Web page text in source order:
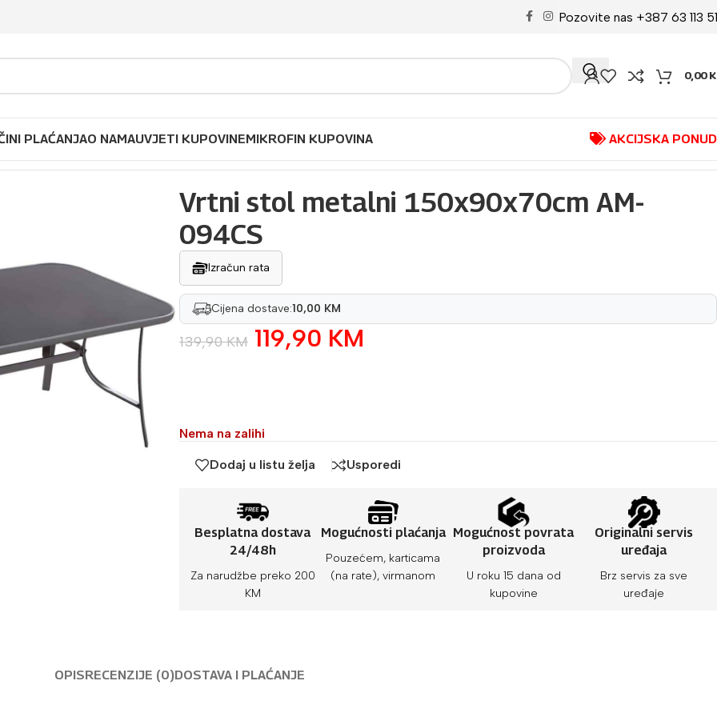
Pozovite nas +387 63 113
0,00
PLAĆANJAO NAMAUVJETI KUPOVINEMIKROFIN KUPOVINA AKCIJSKA
Vrtni stol metalni 150x90x70cm AM-
094CS
Izračun rata
Cijena dostave:10,00 KM
139,90KM 119,90 KM
Nema na zalihi
Dodaj u listu želja Usporedi
Besplatna dostava
24/48h
Za narudžbe preko 200
KM
Mogućnosti plaćanja
Pouzećem, karticama
(na rate), virmanom
Mogućnost povrata
proizvoda
U roku 15 dana od
kupovine
Originalni servis
uređaja
Brz servis za sve
uređaje
OPISRECENZIJE (0)DOSTAVA I PLAĆANJE